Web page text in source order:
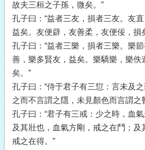
故夫三桓之子孫，微矣。”
孔子曰：“益者三友，損者三友。友
益矣。友便辟，友善柔，友便佞，損
孔子曰：“益者三樂，損者三樂。樂
善，樂多賢友，益矣。樂驕樂，樂佚
矣。”
孔子曰：“侍于君子有三愆：言未及
之而不言謂之隱，未見顏色而言謂之
孔子曰：“君子有三戒：少之時，血
及其壯也，血氣方剛，戒之在鬥；及
戒之在得。”